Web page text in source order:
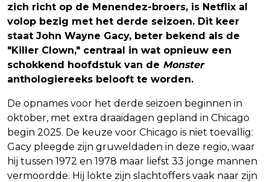
zich richt op de Menendez-broers, is Netflix al
volop bezig met het derde seizoen. Dit keer
staat John Wayne Gacy, beter bekend als de
"Killer Clown," centraal in wat opnieuw een
schokkend hoofdstuk van de Monster
anthologiereeks belooft te worden.
De opnames voor het derde seizoen beginnen in
oktober, met extra draaidagen gepland in Chicago
begin 2025. De keuze voor Chicago is niet toevallig:
Gacy pleegde zijn gruweldaden in deze regio, waar
hij tussen 1972 en 1978 maar liefst 33 jonge mannen
vermoordde. Hij lokte zijn slachtoffers vaak naar zijn